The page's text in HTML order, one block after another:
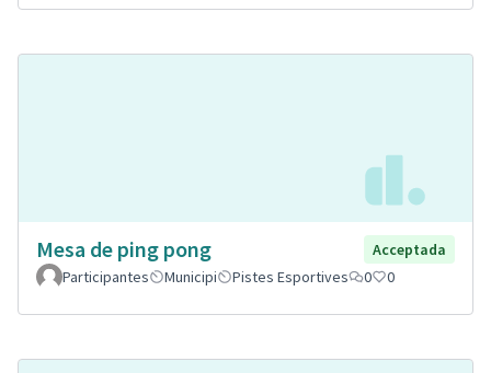
Mesa de ping pong
Acceptada
Participantes
Municipi Pistes Esportives 0 0